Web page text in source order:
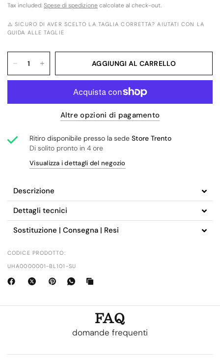
Tax included.Spese di spedizione calcolate al check-out.
⚠️ SICURO DI AVER SCELTO LA TAGLIA CORRETTA? AIUTATI CON LA
GUIDA ALLE TAGLIE
AGGIUNGI AL CARRELLO
Altre opzioni di pagamento
Ritiro disponibile presso la sedeStore Trento
Di solito pronto in 4 ore
Visualizza i dettagli del negozio
Descrizione
Dettagli tecnici
Sostituzione | Consegna | Resi
CODICE PRODOTTO:
UHA0000001-BL101-SU
FAQ
domande frequenti